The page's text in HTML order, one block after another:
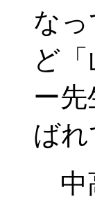
な
ど
ー
ばれ
中